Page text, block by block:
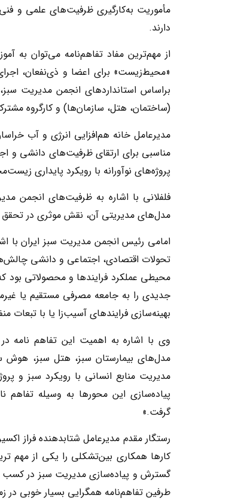
مأموریت به‌کارگیری ظرفیت‌های علمی و
دارند.
از مهم‌ترین مفاد تفاهم‌نامه می‌توان به
«محیط‌زیست» برای اعضا و ذی‌نفعان،
براساس استانداردهای انجمن مدیریت
(ساختمان، هتل، سازمان‌ها) و کارگروه
مدیرعامل خانه هم‌افزایی انرژی و آب
مناسبی برای ارتقای ظرفیت‌های دانشی و
پروژه‌های نوآورانه با رویکرد پایداری
فلفلانی با اشاره به ظرفیت‌های انجمن
مدل‌های مدیریتی آن، نقش موثری در
امامی رئیس انجمن مدیریت سبز ایران با
تحولات اقتصادی، اجتماعی و دانشی
محیطی عملکرد فرایندها و محصولاتی بود
جدیدی را به جامعه مصرفی مستقیم یا
بهینه‌سازی فرایندهای آسیب‌زا یا با
وی با اشاره به اهمیت این تفاهم
مدل‌های بیمارستان سبز، هتل سبز، هوش
مدیریت منابع انسانی با رویکرد سبز و
پیاده‌سازی این محورها به وسیله تفاهم
گرفت.»
رستگار مقدم مدیرعامل شتابدهنده فراز
کارها همکاری بین‌تشکلی را یکی از مهم
گسترش و پیاده‌سازی مدیریت سبز در کسب
طرفین تفاهم‌نامه همگرایی بسیار خوبی